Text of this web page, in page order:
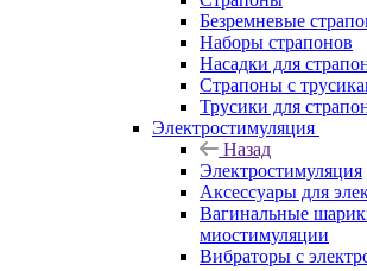
Безремневые
Наборы страпонов
Насадки для
Страпоны с
Трусики для
Электростимуляция
Назад
Электростимуляция
Аксессуары для
Вагинальные
миостимуляции
Вибраторы с